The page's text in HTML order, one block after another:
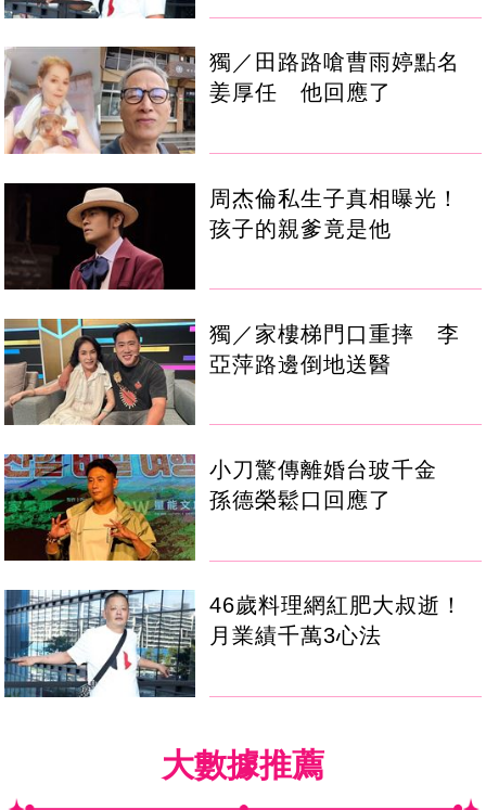
獨／田路路嗆曹雨婷點名
姜厚任 他回應了
周杰倫私生子真相曝光！
孩子的親爹竟是他
獨／家樓梯門口重摔 李
亞萍路邊倒地送醫
小刀驚傳離婚台玻千金
孫德榮鬆口回應了
46歲料理網紅肥大叔逝！
月業績千萬3心法
大數據推薦